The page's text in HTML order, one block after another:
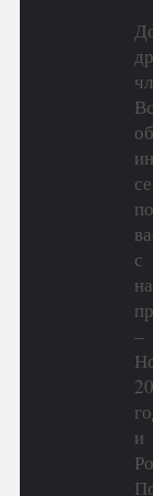
с
–
и